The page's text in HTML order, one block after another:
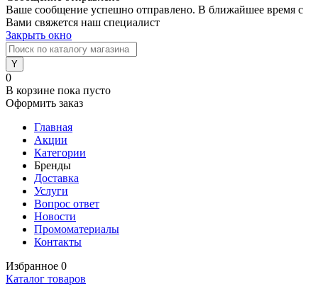
Ваше сообщение успешно отправлено. В ближайшее время с
Вами свяжется наш специалист
Закрыть окно
0
В корзине пока пусто
Оформить заказ
Главная
Акции
Категории
Бренды
Доставка
Услуги
Вопрос ответ
Новости
Промоматериалы
Контакты
Избранное 0
Каталог товаров